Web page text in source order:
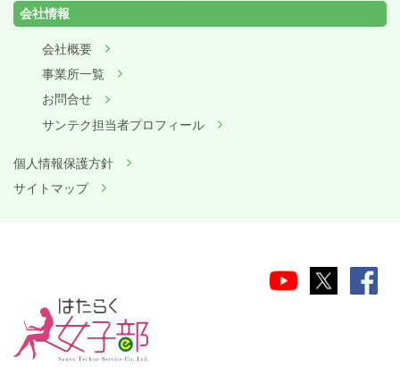
会社情報
会社概要
事業所一覧
お問合せ
サンテク担当者プロフィール
個人情報保護方針
サイトマップ